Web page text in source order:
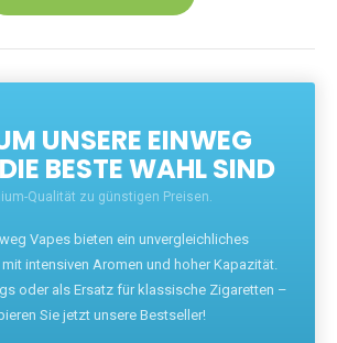
UNSERE EINWEG
BESTE WAHL SIND
Qualität zu günstigen Preisen.
Vapes bieten ein unvergleichliches
intensiven Aromen und hoher Kapazität.
oder als Ersatz für klassische Zigaretten –
Sie jetzt unsere Bestseller!